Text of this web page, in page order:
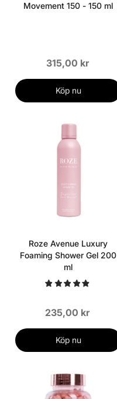
Movement 150 - 150 ml
315,00 kr
Köp nu
Roze Avenue Luxury
Foaming Shower Gel 200
ml
235,00 kr
Köp nu